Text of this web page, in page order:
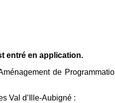
entré en application.
de
Val d’Ille-Aubigné :